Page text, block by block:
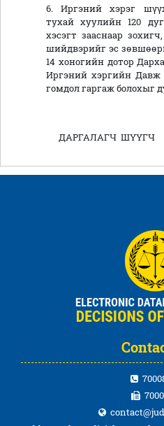
6. Иргэний хэрэг
тухай хуулийн 120
хэсэгт зааснаар
шийдвэрийг эс
14 хоногийн дотор
Иргэний хэргийн
гомдол гаргаж болохыг
ДАРГАЛАГЧ